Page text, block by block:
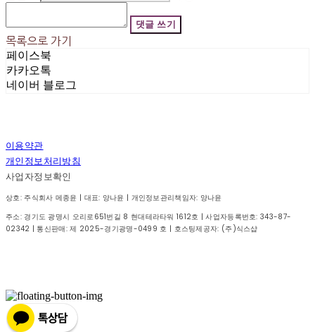
댓글 쓰기
목록으로 가기
페이스북
카카오톡
네이버 블로그
이용약관
개인정보처리방침
사업자정보확인
상호: 주식회사 메종윤 | 대표: 양나윤 | 개인정보관리책임자: 양나윤
주소: 경기도 광명시 오리로651번길 8 현대테라타워 1612호 | 사업자등록번호:343-87-
02342 | 통신판매:제 2025-경기광명-0499 호 | 호스팅제공자: (주)식스샵